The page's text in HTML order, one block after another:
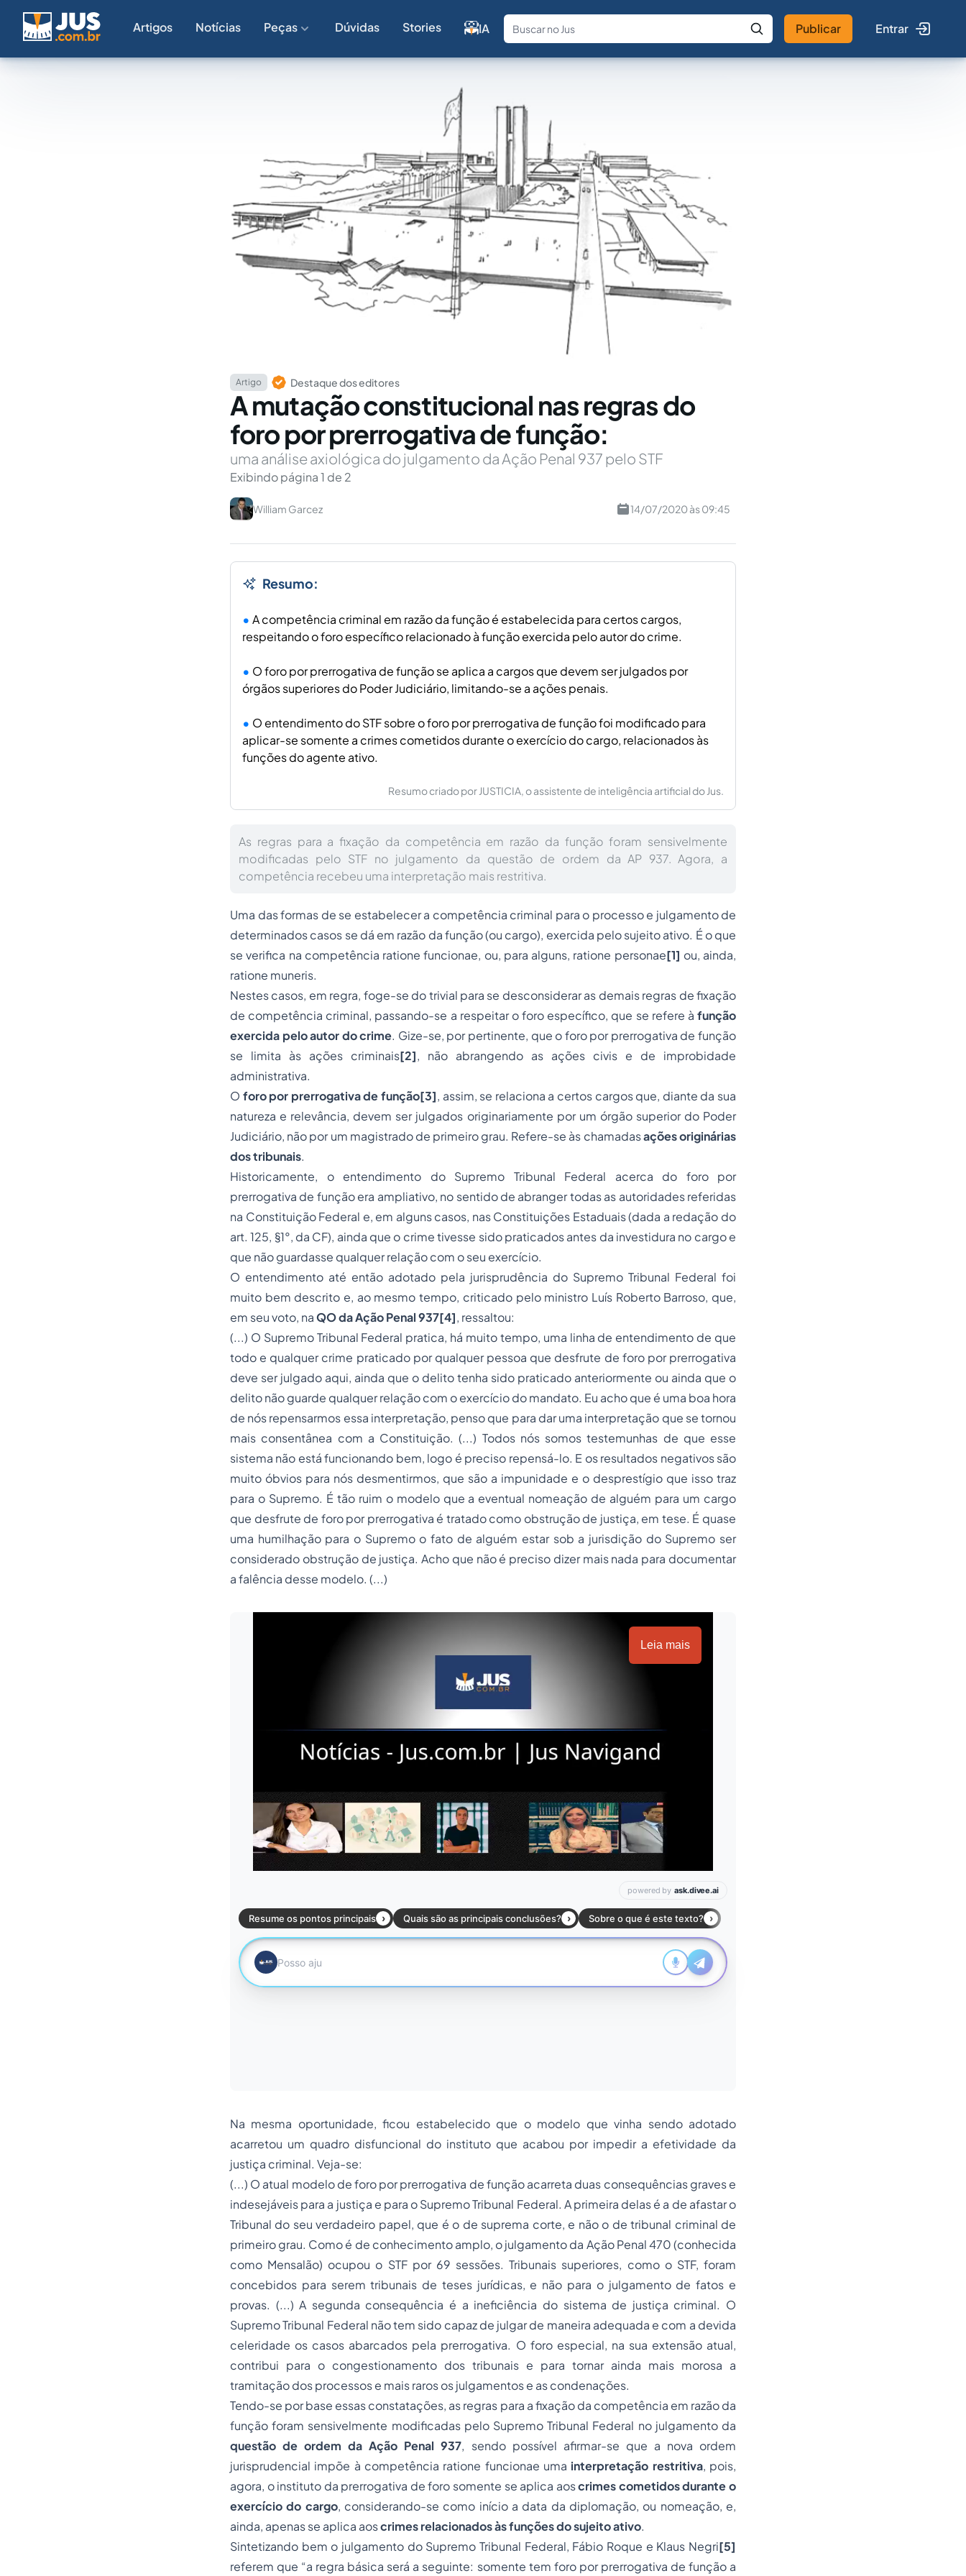
Artigos Notícias Peças Dúvidas Stories IA
Fale com a IA Buscar no Jus
Publicar Entrar
Artigo Destaque dos editores
A mutação constitucional nas regras do
foro por prerrogativa de função:
uma análise axiológica do julgamento da Ação Penal 937 pelo STF
Exibindo página 1 de 2
William Garcez 14/07/2020 às 09:45
Resumo:
A competência criminal em razão da função é estabelecida para certos cargos,
respeitando o foro específico relacionado à função exercida pelo autor do crime.
O foro por prerrogativa de função se aplica a cargos que devem ser julgados por
órgãos superiores do Poder Judiciário, limitando-se a ações penais.
O entendimento do STF sobre o foro por prerrogativa de função foi modificado para
aplicar-se somente a crimes cometidos durante o exercício do cargo, relacionados às
funções do agente ativo.
Resumo criado por JUSTICIA, o assistente de inteligência artificial do Jus.
As regras para a fixação da competência em razão da função foram sensivelmente
modificadas pelo STF no julgamento da questão de ordem da AP 937. Agora, a
competência recebeu uma interpretação mais restritiva.
Uma das formas de se estabelecer a competência criminal para o processo e julgamento de
determinados casos se dá em razão da função (ou cargo), exercida pelo sujeito ativo. É o que
se verifica na competência ratione funcionae, ou, para alguns, ratione personae[1] ou, ainda,
ratione muneris.
Nestes casos, em regra, foge-se do trivial para se desconsiderar as demais regras de fixação
de competência criminal, passando-se a respeitar o foro específico, que se refere à função
exercida pelo autor do crime. Gize-se, por pertinente, que o foro por prerrogativa de função
se limita às ações criminais[2], não abrangendo as ações civis e de improbidade
administrativa.
O foro por prerrogativa de função[3], assim, se relaciona a certos cargos que, diante da sua
natureza e relevância, devem ser julgados originariamente por um órgão superior do Poder
Judiciário, não por um magistrado de primeiro grau. Refere-se às chamadasações originárias
dos tribunais.
Historicamente, o entendimento do Supremo Tribunal Federal acerca do foro por
prerrogativa de função era ampliativo, no sentido de abranger todas as autoridades referidas
na Constituição Federal e, em alguns casos, nas Constituições Estaduais (dada a redação do
art. 125, §1°, da CF), ainda que o crime tivesse sido praticados antes da investidura no cargo e
que não guardasse qualquer relação com o seu exercício.
O entendimento até então adotado pela jurisprudência do Supremo Tribunal Federal foi
muito bem descrito e, ao mesmo tempo, criticado pelo ministro Luís Roberto Barroso, que,
em seu voto, naQO da Ação Penal 937[4], ressaltou:
(...) O Supremo Tribunal Federal pratica, há muito tempo, uma linha de entendimento de que
todo e qualquer crime praticado por qualquer pessoa que desfrute de foro por prerrogativa
deve ser julgado aqui, ainda que o delito tenha sido praticado anteriormente ou ainda que o
delito não guarde qualquer relação com o exercício do mandato. Eu acho que é uma boa hora
de nós repensarmos essa interpretação, penso que para dar uma interpretação que se tornou
mais consentânea com a Constituição. (...) Todos nós somos testemunhas de que esse
sistema não está funcionando bem, logo é preciso repensá-lo. E os resultados negativos são
muito óbvios para nós desmentirmos, que são a impunidade e o desprestígio que isso traz
para o Supremo. É tão ruim o modelo que a eventual nomeação de alguém para um cargo
que desfrute de foro por prerrogativa é tratado como obstrução de justiça, em tese. É quase
uma humilhação para o Supremo o fato de alguém estar sob a jurisdição do Supremo ser
considerado obstrução de justiça. Acho que não é preciso dizer mais nada para documentar
a falência desse modelo. (...)
Leia mais
Na mesma oportunidade, ficou estabelecido que o modelo que vinha sendo adotado
acarretou um quadro disfuncional do instituto que acabou por impedir a efetividade da
justiça criminal. Veja-se:
(...) O atual modelo de foro por prerrogativa de função acarreta duas consequências graves e
indesejáveis para a justiça e para o Supremo Tribunal Federal. A primeira delas é a de afastar o
Tribunal do seu verdadeiro papel, que é o de suprema corte, e não o de tribunal criminal de
primeiro grau. Como é de conhecimento amplo, o julgamento da Ação Penal 470 (conhecida
como Mensalão) ocupou o STF por 69 sessões. Tribunais superiores, como o STF, foram
concebidos para serem tribunais de teses jurídicas, e não para o julgamento de fatos e
provas. (...) A segunda consequência é a ineficiência do sistema de justiça criminal. O
Supremo Tribunal Federal não tem sido capaz de julgar de maneira adequada e com a devida
celeridade os casos abarcados pela prerrogativa. O foro especial, na sua extensão atual,
contribui para o congestionamento dos tribunais e para tornar ainda mais morosa a
tramitação dos processos e mais raros os julgamentos e as condenações.
Tendo-se por base essas constatações, as regras para a fixação da competência em razão da
função foram sensivelmente modificadas pelo Supremo Tribunal Federal no julgamento da
questão de ordem da Ação Penal 937, sendo possível afirmar-se que a nova ordem
jurisprudencial impõe à competência ratione funcionae uma interpretação restritiva, pois,
agora, o instituto da prerrogativa de foro somente se aplica aoscrimes cometidos durante o
exercício do cargo, considerando-se como início a data da diplomação, ou nomeação, e,
ainda, apenas se aplica aoscrimes relacionados às funções do sujeito ativo.
Sintetizando bem o julgamento do Supremo Tribunal Federal, Fábio Roque e Klaus Negri[5]
referem que “a regra básica será a seguinte: somente tem foro por prerrogativa de função a